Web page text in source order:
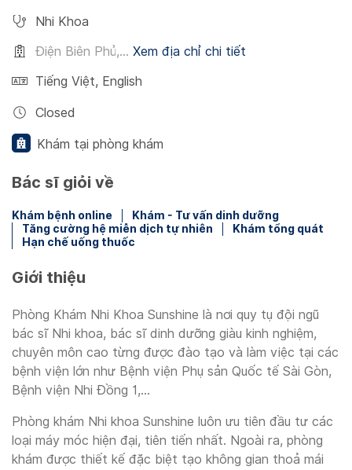
Nhi Khoa
Điện Biên Phủ,... Xem địa chỉ chi tiết
Tiếng Việt, English
Closed
Khám tại phòng khám
Bác sĩ giỏi về
Khám bệnh online
Khám - Tư vấn dinh dưỡng
Tăng cường hệ miễn dịch tự nhiên
Khám tổng quát
Hạn chế uống thuốc
Giới thiệu
Phòng Khám Nhi Khoa Sunshine là nơi quy tụ đội ngũ
bác sĩ Nhi khoa, bác sĩ dinh dưỡng giàu kinh nghiệm,
chuyên môn cao từng được đào tạo và làm việc tại các
bệnh viện lớn như Bệnh viện Phụ sản Quốc tế Sài Gòn,
Bệnh viện Nhi Đồng 1,...
Phòng khám Nhi khoa Sunshine luôn ưu tiên đầu tư các
loại máy móc hiện đại, tiên tiến nhất. Ngoài ra, phòng
khám được thiết kế đặc biệt tạo không gian thoả mái